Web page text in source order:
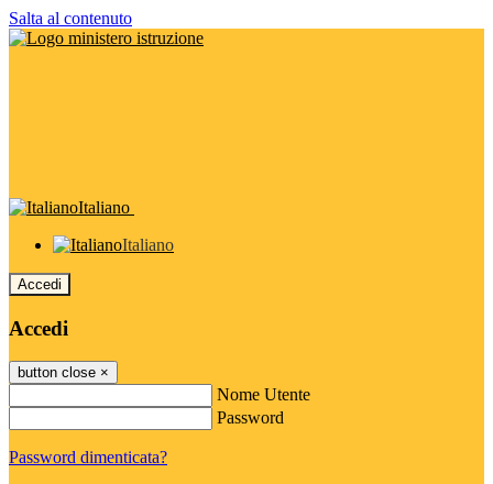
Salta al contenuto
Italiano
Italiano
Accedi
Accedi
button close ×
Nome Utente
Password
Password dimenticata?